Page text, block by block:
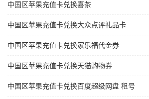
中国区苹果充值卡兑换喜茶
中国区苹果充值卡兑换大众点评礼品卡
中国区苹果充值卡兑换家乐福代金券
中国区苹果充值卡兑换天猫购物券
中国区苹果充值卡兑换百度超级网盘 租号